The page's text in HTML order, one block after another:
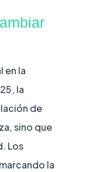
en la
la
de
sino que
Los
la